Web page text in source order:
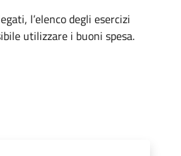
l’elenco degli esercizi
utilizzare i buoni spesa.